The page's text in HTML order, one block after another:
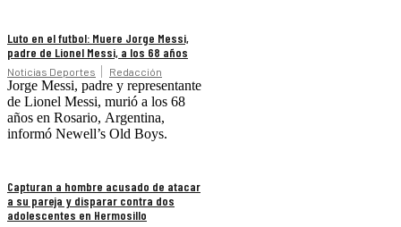
Luto en el futbol: Muere Jorge Messi,
padre de Lionel Messi, a los 68 años
Noticias Deportes Redacción
Jorge Messi, padre y representante
de Lionel Messi, murió a los 68
años en Rosario, Argentina,
informó Newell’s Old Boys.
Capturan a hombre acusado de atacar
a su pareja y disparar contra dos
adolescentes en Hermosillo